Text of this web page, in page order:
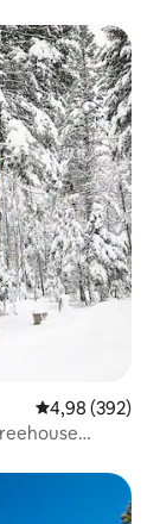
4,98 de uma
4,98 (392)